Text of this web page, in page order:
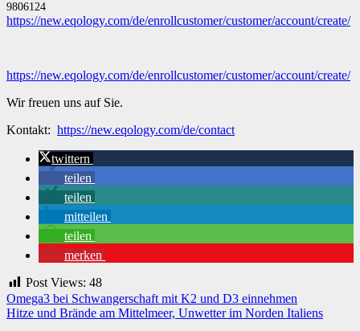
9806124
https://new.eqology.com/de/enrollcustomer/customer/account/create/
https://new.eqology.com/de/enrollcustomer/customer/account/create/
Wir freuen uns auf Sie.
Kontakt: https://new.eqology.com/de/contact
twittern
teilen
teilen
mitteilen
teilen
merken
Post Views: 48
Beitragsnavigation
Omega3 bei Schwangerschaft mit K2 und D3 einnehmen
Hitze und Brände am Mittelmeer, Unwetter im Norden Italiens